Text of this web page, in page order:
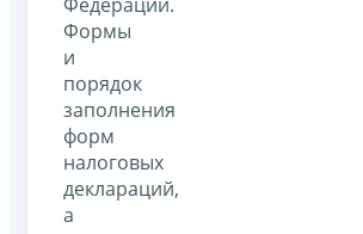
Формы
и
порядок
заполнения
форм
налоговых
деклараций,
а